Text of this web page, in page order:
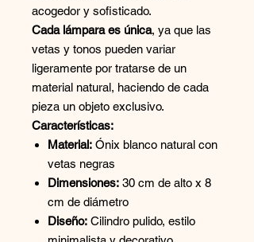
acogedor y sofisticado.
Cada lámpara es única, ya que las
vetas y tonos pueden variar
ligeramente por tratarse de un
material natural, haciendo de cada
pieza un objeto exclusivo.
Características:
Material: Ónix blanco natural con
vetas negras
Dimensiones: 30 cm de alto x 8
cm de diámetro
Diseño: Cilindro pulido, estilo